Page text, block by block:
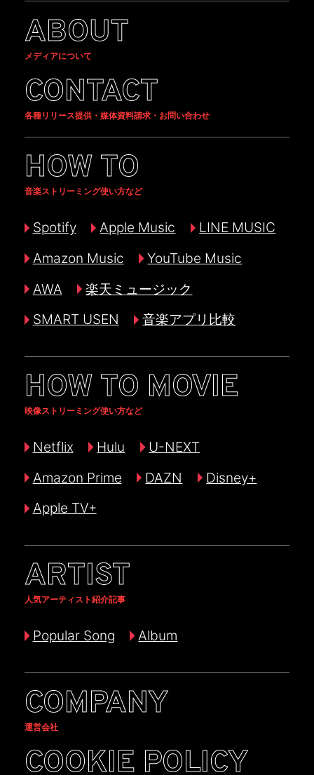
ABOUT
メディアについて
CONTACT
各種リリース提供・媒体資料請求・お問い合わせ
HOW TO
音楽ストリーミング使い方など
Spotify Apple Music
LINE MUSIC
Amazon Music
YouTube Music
AWA
楽天ミュージック
SMART USEN
音楽アプリ比較
HOW TO MOVIE
映像ストリーミング使い方など
Netflix Hulu
U-NEXT
Amazon Prime
DAZN
Disney+
Apple TV+
ARTIST
人気アーティスト紹介記事
Popular Song Album
COMPANY
運営会社
COOKIE POLICY